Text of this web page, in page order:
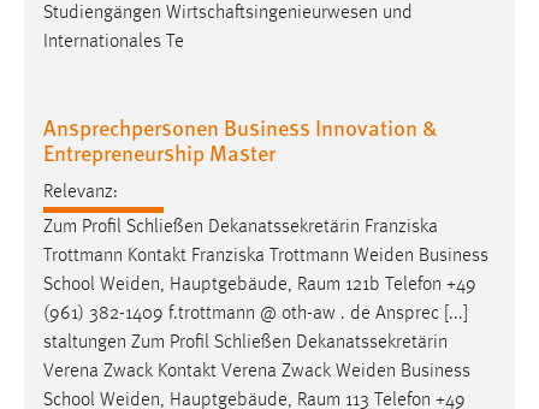
Studiengängen Wirtschaftsingenieurwesen und
Internationales Te
Ansprechpersonen Business Innovation &
Entrepreneurship Master
Relevanz:
Zum Profil Schließen Dekanatssekretärin Franziska
Trottmann Kontakt Franziska Trottmann Weiden Business
School Weiden, Hauptgebäude, Raum 121b Telefon +49
(961) 382-1409 f.trottmann @ oth-aw . de Ansprec [...]
staltungen Zum Profil Schließen Dekanatssekretärin
Verena Zwack Kontakt Verena Zwack Weiden Business
School Weiden, Hauptgebäude, Raum 113 Telefon +49
Facebook Pixel
Anbieter:
Zweck:
Conversion-Tracking
Cookie Laufzeit:
3 Monate